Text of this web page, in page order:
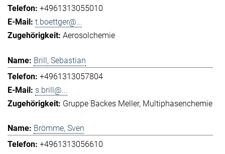
+4961313055010
t.boettger@...
Aerosolchemie
Brill, Sebastian
+4961313057804
s.brill@...
Gruppe Backes Meller Multiphasenchemie
Brömme, Sven
+4961313056610